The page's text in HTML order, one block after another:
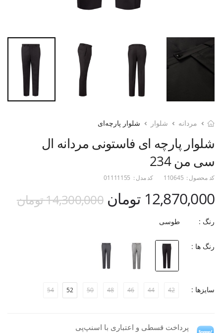
مردانه شلوار شلوار پارچه‌ای
شلوار پارچه ای فاستونی مردانه ال
سی من 234
کد محصول : 110645 کد مدل : 01111155
12,870,000 تومان 14,300,000 تومان
رنگ : طوسی
رنگ ها :
سایزها : 42
44
46
48
50
52
54
پرداخت قسطی و اعتباری با اسنپ‌پی